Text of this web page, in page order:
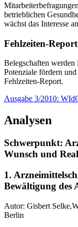
betrieblichen
wächst das Interesse
Fehlzeiten-
Belegschaften werden
Potenziale fördern
Fehlzeiten-Report.
Ausgabe 3/2010:
Analysen
Schwerpunkt:
Wunsch und
1.
Bewältigung des
Autor: Gisbert
Berlin